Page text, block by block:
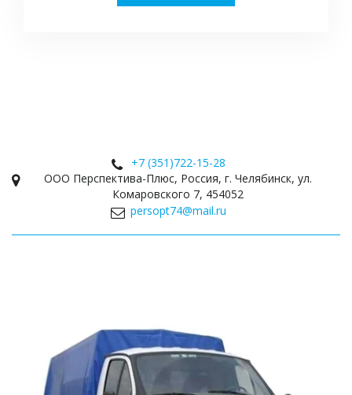
+7 (351)722-15-28
ООО Перспектива-Плюс, Россия, г. Челябинск, ул.
Комаровского 7, 454052
persopt74@mail.ru